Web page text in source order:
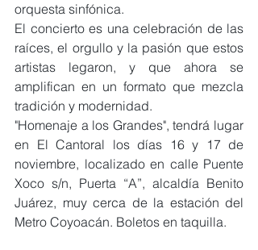
orquesta sinfónica.
El concierto es una celebración de las
raíces, el orgullo y la pasión que estos
artistas legaron, y que ahora se
amplifican en un formato que mezcla
tradición y modernidad.
"Homenaje a los Grandes", tendrá lugar
en El Cantoral los días 16 y 17 de
noviembre, localizado en calle Puente
Xoco s/n, Puerta “A”, alcaldía Benito
Juárez, muy cerca de la estación del
Metro Coyoacán. Boletos en taquilla.